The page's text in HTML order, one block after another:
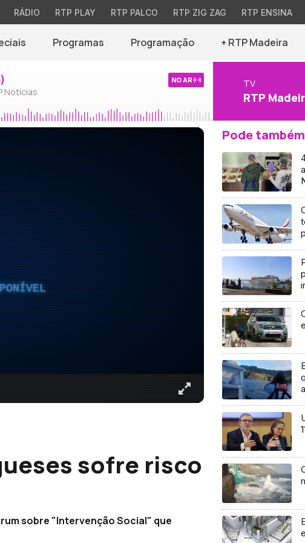
RÁDIO RTP PLAY RTP PALCO RTP ZIG ZAG RTP ENSINA
Programas Programação + RTP Madeira
Notícias
NO AR TV
RTP
sofre risco
sobre "Intervenção Social" que
Pode